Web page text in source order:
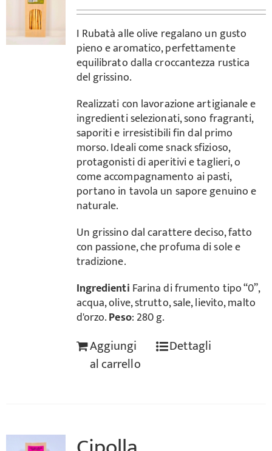
I Rubatà alle olive regalano un gusto
pieno e aromatico, perfettamente
equilibrato dalla croccantezza rustica
del grissino.
Realizzati con lavorazione artigianale e
ingredienti selezionati, sono fragranti,
saporiti e irresistibili fin dal primo
morso. Ideali come snack sfizioso,
protagonisti di aperitivi e taglieri, o
come accompagnamento ai pasti,
portano in tavola un sapore genuino e
naturale.
Un grissino dal carattere deciso, fatto
con passione, che profuma di sole e
tradizione.
Ingredienti Farina di frumento tipo “0”,
acqua, olive, strutto, sale, lievito, malto
d'orzo.Peso: 280 g.
Aggiungi
al carrello
Dettagli